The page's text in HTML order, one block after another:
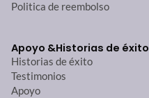
Politica de reembolso
Apoyo &Historias de éxito
Historias de éxito
Testimonios
Apoyo